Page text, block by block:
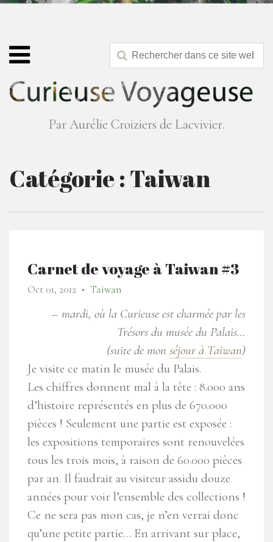
Par Aurélie Croiziers de Lacvivier.
Catégorie :Taiwan
Carnet de voyage à Taiwan #3
Oct 01, 2012 ● Taiwan
– mardi, où la Curieuse est charmée par les
Trésors du musée du Palais…
(suite de mon séjour à Taiwan)
Je visite ce matin le musée du Palais.
Les chiffres donnent mal à la tête : 8.000 ans
d’histoire représentés en plus de 670.000
pièces ! Seulement une partie est exposée :
les expositions temporaires sont renouvelées
tous les trois mois, à raison de 60.000 pièces
par an. Il faudrait au visiteur assidu douze
années pour voir l’ensemble des collections !
Ce ne sera pas mon cas, je n’en verrai donc
qu’une petite partie… En arrivant sur place,